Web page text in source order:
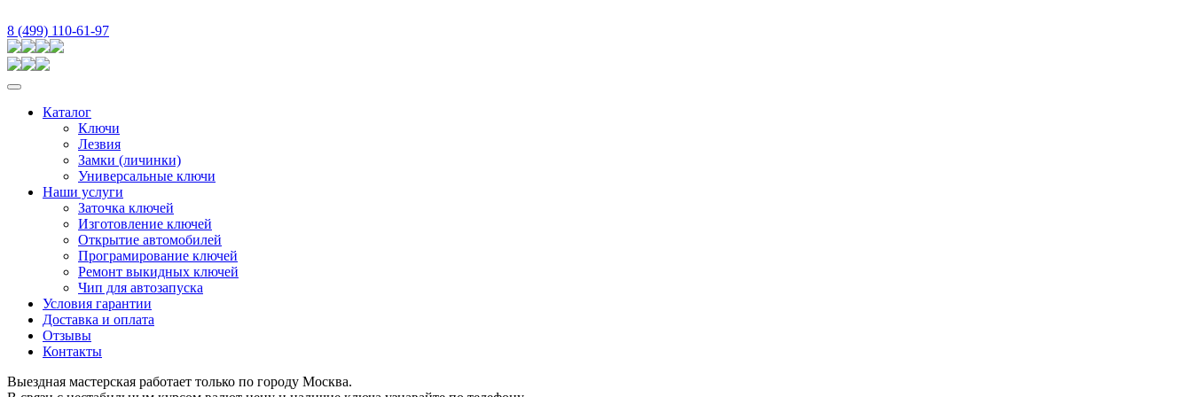
8 (499) 110-61-97
Каталог
Ключи
Лезвия
Замки (личинки)
Универсальные ключи
Наши услуги
Заточка ключей
Изготовление ключей
Открытие автомобилей
Програмирование ключей
Ремонт выкидных ключей
Чип для автозапуска
Условия гарантии
Доставка и оплата
Отзывы
Контакты
Выездная мастерская работает только по городу Москва.